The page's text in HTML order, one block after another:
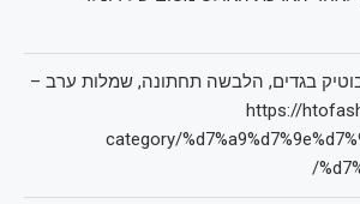
בוטיק בגדים, הלבשה תחתונה, שמלות ערב –
https://
category/